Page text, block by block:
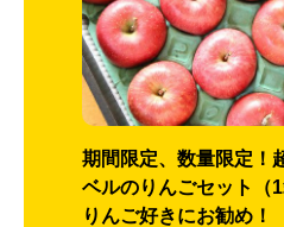
期間限定、数量限定！
ベルのりんごセット（
りんご好きにお勧め！